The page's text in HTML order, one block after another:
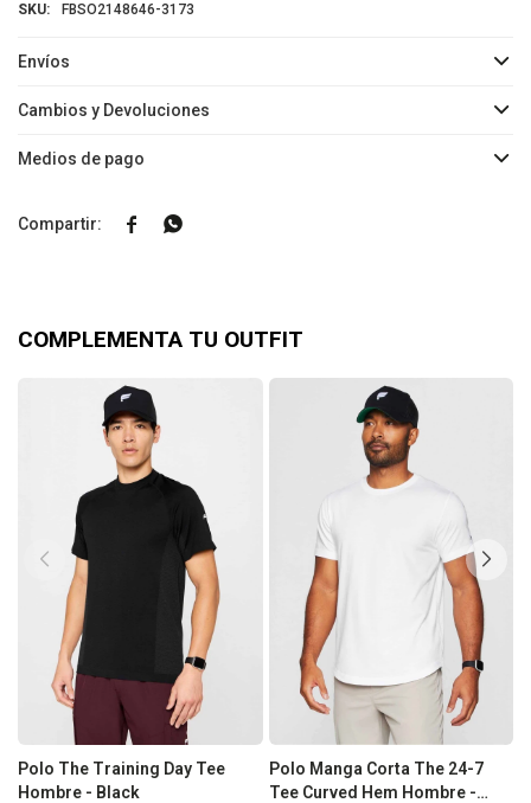
FBSO2148646-3173
Envíos
Cambios y Devoluciones
Medios de pago
 
COMPLEMENTA TU OUTFIT
Polo The Training Day Tee
Hombre - Black
Polo Manga Corta The 24-7
Tee Curved Hem Hombre -